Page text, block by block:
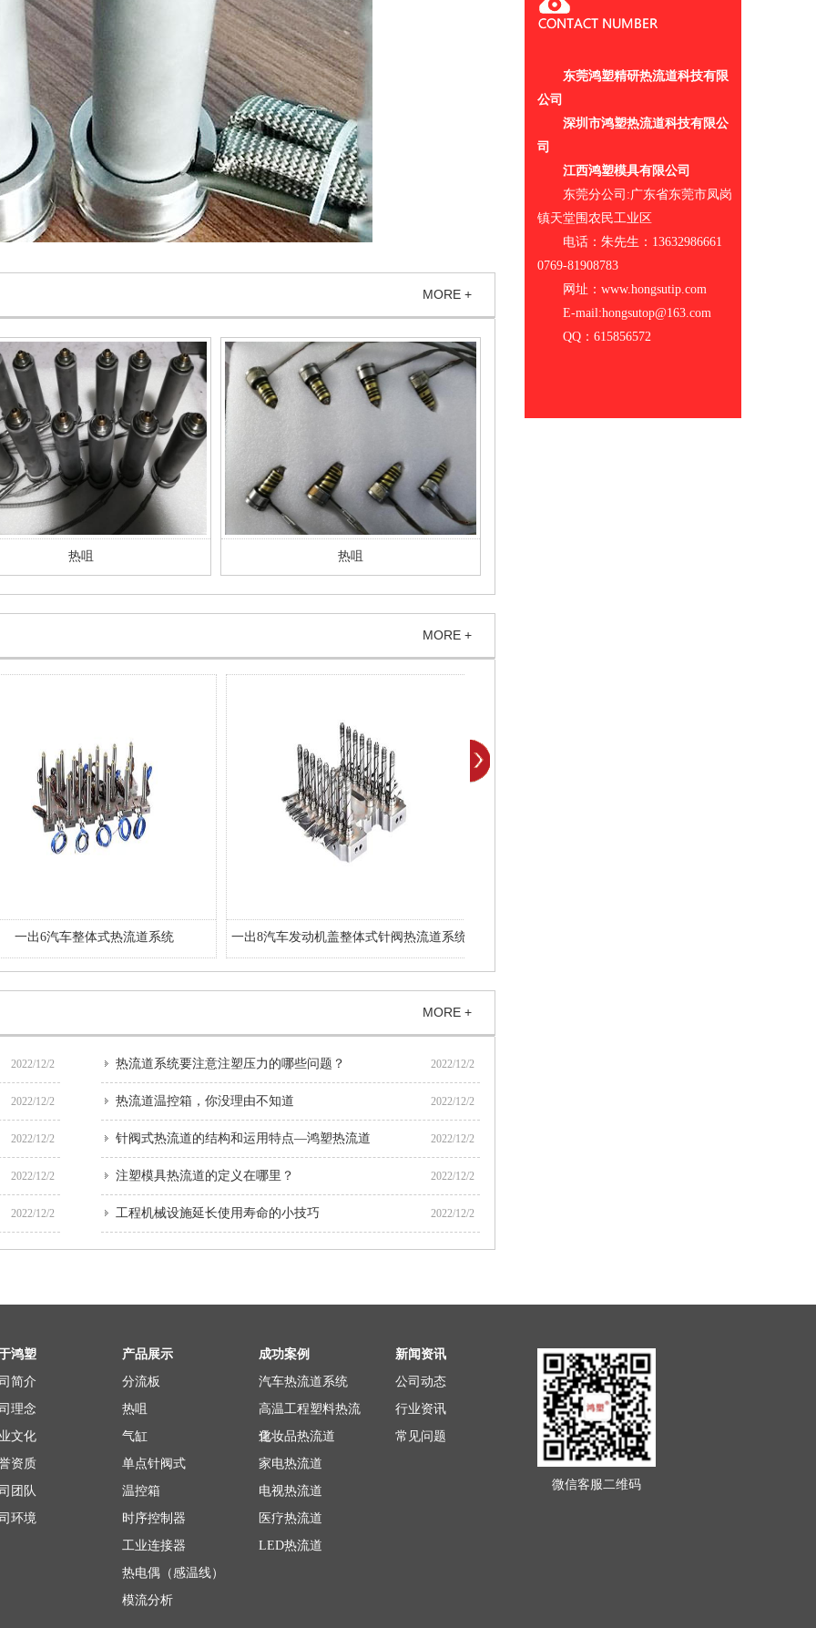
MORE +
热咀 热咀
MORE +
一出6汽车整体式热流道系统 一出8汽车发动机盖整体式针阀热流道系统
MORE +
2022/12/2 热流道系统要注意注塑压力的哪些问题？ 2022/12/2
2022/12/2 热流道温控箱，你没理由不知道 2022/12/2
2022/12/2 针阀式热流道的结构和运用特点—鸿塑热流道 2022/12/2
2022/12/2 注塑模具热流道的定义在哪里？ 2022/12/2
2022/12/2 工程机械设施延长使用寿命的小技巧 2022/12/2
东莞鸿塑精研热流道科技有限
公司
深圳市鸿塑热流道科技有限公
司
江西鸿塑模具有限公司
东莞分公司:广东省东莞市凤岗
镇天堂围农民工业区
电话：朱先生：13632986661
0769-81908783
网址：www.hongsutip.com
E-mail:hongsutop@163.com
QQ：615856572
鸿塑
简介
理念
文化
资质
团队
环境
产品展示
分流板
热咀
气缸
单点针阀式
温控箱
时序控制器
工业连接器
热电偶（感温线）
模流分析
成功案例
汽车热流道系统
高温工程塑料热流
道
化妆品热流道
家电热流道
电视热流道
医疗热流道
LED热流道
新闻资讯
公司动态
行业资讯
常见问题
微信客服二维码